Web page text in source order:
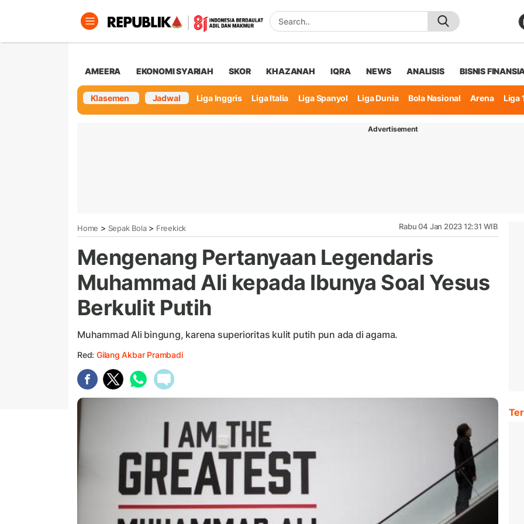
AMEERA EKONOMI SYARIAH SKOR KHAZANAH IQRA NEWS ANALISIS BISNIS
Klasemen Jadwal Liga Inggris Liga Italia Liga Spanyol Liga Dunia Bola Nasional Arena
Liga
Advertisement
Home > Sepak Bola> Freekick Rabu 04 Jan 2023 12:31 WIB
Mengenang Pertanyaan Legendaris
Muhammad Ali kepada Ibunya Soal Yesus
Berkulit Putih
Muhammad Ali bingung, karena superioritas kulit putih pun ada di agama.
Red: Gilang Akbar Prambadi